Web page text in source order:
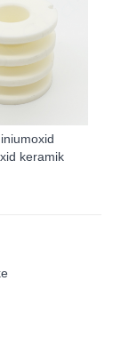
keramik